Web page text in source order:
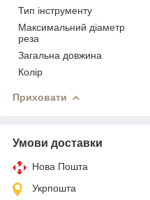
Тип інструменту
Максимальний діаметр
реза
Загальна довжина
Колір
Приховати
Умови доставки
Нова Пошта
Укрпошта